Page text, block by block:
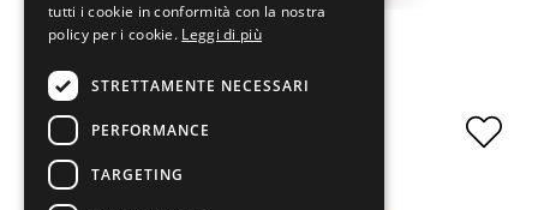
Grancapra
tutti i cookie in conformità con la nostra
policy per i cookie. Leggi di più
STRETTAMENTE NECESSARI
PERFORMANCE
TARGETING